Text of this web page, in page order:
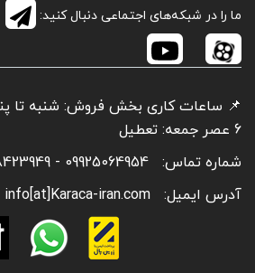
ما را در شبکه‌های اجتماعی دنبال کنید:
6 عصر جمعه: تعطیل
شماره تماس:
09925064954 - 02128423949
آدرس ایمیل:
info[at]Karaca-iran.com